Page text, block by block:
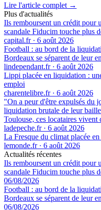
Lire l'article complet →
Plus d'actualités
Ils remboursent un crédit pour
scandale Fiducim touche plus
capital.fr· 6 août 2026
Football : au bord de la
Bordeaux se séparent de leur
lindependant.fr· 6 août 2026
Lippi placée en liquidation :
emploi
charentelibre.fr· 6 août 2026
"On a peur d'être expulsés du
liquidation brutale de leur
Toulouse, ces locataires vivent
ladepeche.fr· 6 août 2026
La Fresque du climat placée
lemonde.fr· 6 août 2026
Actualités récentes
Ils remboursent un crédit pour
scandale Fiducim touche plus
06/08/2026
Football : au bord de la
Bordeaux se séparent de leur
06/08/2026